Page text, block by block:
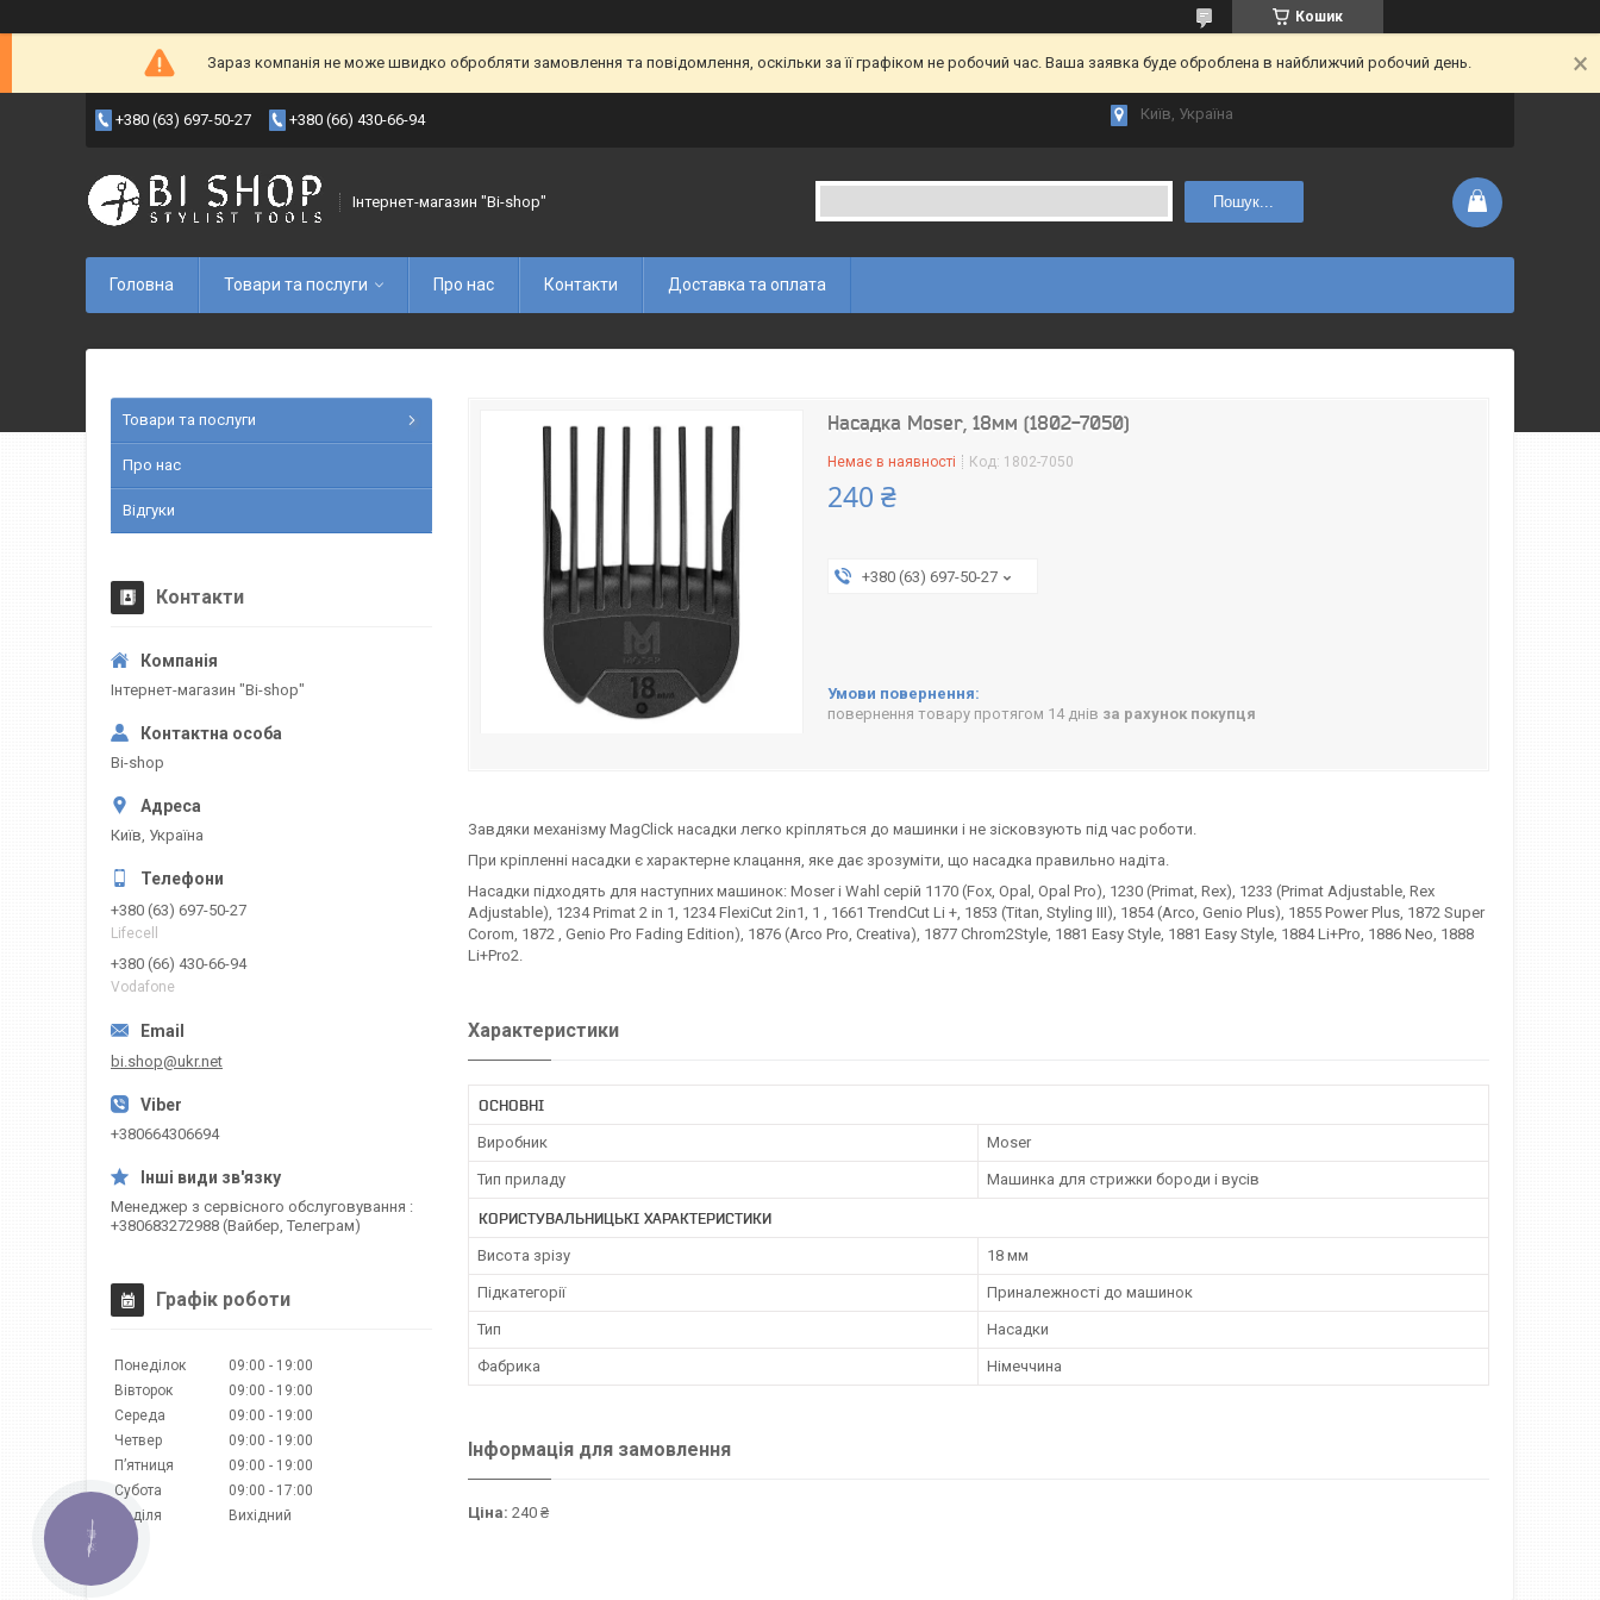
Кошик
Зараз компанія не може швидко обробляти замовлення та повідомлення, оскільки за її графіком не робочий час. Ваша заявка буде оброблена в найближчий робочий день.
+380 (63) 697-50-27 +380 (66) 430-66-94 Київ, Україна
Інтернет-магазин "Bi-shop" Пошук...
Головна Товари та послуги Про нас Контакти Доставка та оплата
Насадка Moser, 18мм (1802-7050)
Немає в наявності Код: 1802-7050
240 ₴
+380 (63) 697-50-27
повернення товару протягом 14 днів за рахунок покупця
Завдяки механізму MagClick насадки легко кріпляться до машинки і не зісковзують під час роботи.
При кріпленні насадки є характерне клацання, яке дає зрозуміти, що насадка правильно надіта.
Насадки підходять для наступних машинок: Moser і Wahl серій 1170 (Fox, Opal, Opal Pro), 1230 (Primat, Rex), 1233 (Primat Adjustable, Rex
Adjustable), 1234 Primat 2 in 1, 1234 FlexiCut 2in1, 1 , 1661 TrendCut Li +, 1853 (Titan, Styling III), 1854 (Arco, Genio Plus), 1855 Power Plus, 1872 Super
Corom, 1872 , Genio Pro Fading Edition), 1876 (Arco Pro, Creativa), 1877 Chrom2Style, 1881 Easy Style, 1881 Easy Style, 1884 Li+Pro, 1886 Neo, 1888
Li+Pro2.
Характеристики
ОСНОВНІ
Виробник Moser
Тип приладу Машинка для стрижки бороди і вусів
КОРИСТУВАЛЬНИЦЬКІ ХАРАКТЕРИСТИКИ
Висота зрізу 18 мм
Підкатегорії Приналежності до машинок
Тип Насадки
Фабрика Німеччина
Інформація для замовлення
Ціна: 240 ₴
Товари та послуги
Про нас
Відгуки
Контакти
Інтернет-магазин "Bi-shop"
Bi-shop
Київ, Україна
+380 (63) 697-50-27
Lifecell
+380 (66) 430-66-94
Vodafone
bi.shop@ukr.net
+380664306694
Менеджер з сервісного обслуговування
+380683272988 (Вайбер, Телеграм)
Графік роботи
Понеділок 09:00
19:00
Вівторок
09:00
19:00
Середа
09:00
19:00
Четвер
09:00
19:00
Пʼятниця
09:00
19:00
Субота
09:00
17:00
Неділя
Вихідний
КНОПКА
ЗВ'ЯЗКУ